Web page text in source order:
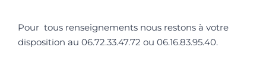
Pour tous renseignements nous restons à votre
disposition au 06.72.33.47.72 ou 06.16.83.95.40.